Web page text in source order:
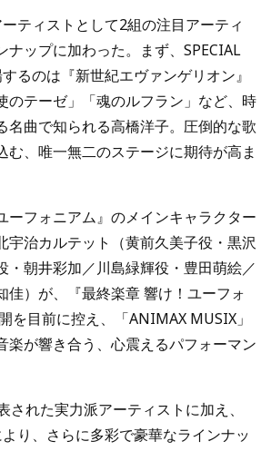
ティストとして2組の注目アーティ
ナップに加わった。まず、SPECIAL
るのは『新世紀エヴァンゲリオン』
のテーゼ」「魂のルフラン」など、時
名曲で知られる高橋洋子。圧倒的な歌
む、唯一無二のステージに期待が高ま
ーフォニアム』のメインキャラクター
宇治カルテット（黄前久美子役・黒沢
・朝井彩加／川島緑輝役・豊田萌絵／
佳）が、『最終楽章 響け！ユーフォ
を目前に控え、「ANIMAX MUSIX」
楽が響き合う、心震えるパフォーマン
された実力派アーティストに加え、
り、さらに多彩で豪華なラインナッ